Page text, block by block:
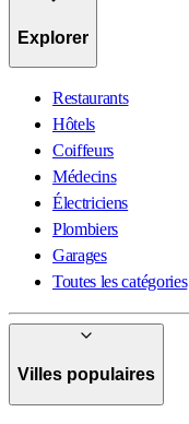
Explorer
Restaurants
Hôtels
Coiffeurs
Médecins
Électriciens
Plombiers
Garages
Toutes les catégories
Villes populaires